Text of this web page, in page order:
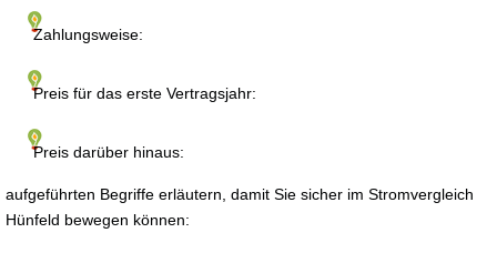
Zahlungsweise:
Preis für das erste Vertragsjahr:
Preis darüber hinaus:
aufgeführten Begriffe erläutern, damit Sie sicher im Stromvergleich
Hünfeld bewegen können: